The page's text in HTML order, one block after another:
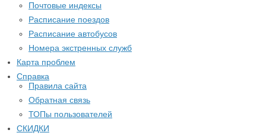
Почтовые индексы
Расписание поездов
Расписание автобусов
Номера экстренных служб
Карта проблем
Справка
Правила сайта
Обратная связь
ТОПы пользователей
СКИДКИ